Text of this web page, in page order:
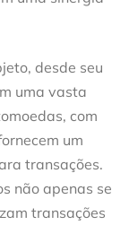
desde seu
uma vasta
com
um
transações.
não apenas se
transações